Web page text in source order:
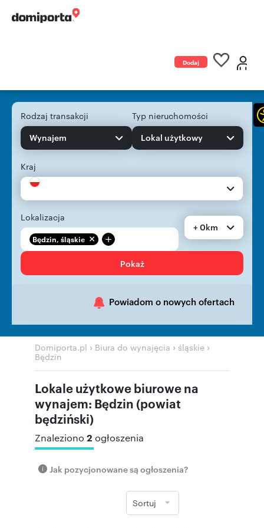
Dodaj
Rodzaj transakcji
Wynajem
Typ nieruchomości
Lokal użytkowy
Kraj
Lokalizacja
Będzin, śląskie +
+ 0km
Pokaż
Powiadom o nowych ofertach
Domiporta.pl › Biura do wynajęcia › śląskie ›
Będzin
Lokale użytkowe biurowe na
wynajem: Będzin (powiat
będziński)
Znaleziono 2 ogłoszenia
Jak pozycjonowane są ogłoszenia?
Sortuj